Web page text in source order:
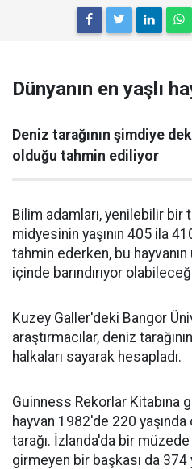
Dünyanın en yaşlı
Deniz tarağının şimdiye
olduğu tahmin ediliyor
Bilim adamları, yenilebilir bir
midyesinin yaşının 405 ila
tahmin ederken, bu hayvanın
içinde barındırıyor
Kuzey Galler'deki Bangor
araştırmacılar, deniz
halkaları sayarak hesapladı.
Guinness Rekorlar Kitabına
hayvan 1982'de 220
tarağı. İzlanda'da bir
girmeyen bir başkası da 374